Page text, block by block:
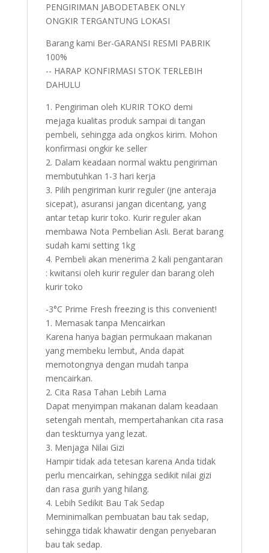
PENGIRIMAN JABODETABEK ONLY
ONGKIR TERGANTUNG LOKASI
Barang kami Ber-GARANSI RESMI PABRIK
100%
-- HARAP KONFIRMASI STOK TERLEBIH
DAHULU
1. Pengiriman oleh KURIR TOKO demi
mejaga kualitas produk sampai di tangan
pembeli, sehingga ada ongkos kirim. Mohon
konfirmasi ongkir ke seller
2. Dalam keadaan normal waktu pengiriman
membutuhkan 1-3 hari kerja
3. Pilih pengiriman kurir reguler (jne anteraja
sicepat), asuransi jangan dicentang, yang
antar tetap kurir toko. Kurir reguler akan
membawa Nota Pembelian Asli. Berat barang
sudah kami setting 1kg
4. Pembeli akan menerima 2 kali pengantaran
: kwitansi oleh kurir reguler dan barang oleh
kurir toko
-3°C Prime Fresh freezing is this convenient!
1. Memasak tanpa Mencairkan
Karena hanya bagian permukaan makanan
yang membeku lembut, Anda dapat
memotongnya dengan mudah tanpa
mencairkan.
2. Cita Rasa Tahan Lebih Lama
Dapat menyimpan makanan dalam keadaan
setengah mentah, mempertahankan cita rasa
dan teskturnya yang lezat.
3. Menjaga Nilai Gizi
Hampir tidak ada tetesan karena Anda tidak
perlu mencairkan, sehingga sedikit nilai gizi
dan rasa gurih yang hilang.
4. Lebih Sedikit Bau Tak Sedap
Meminimalkan pembuatan bau tak sedap,
sehingga tidak khawatir dengan penyebaran
bau tak sedap.